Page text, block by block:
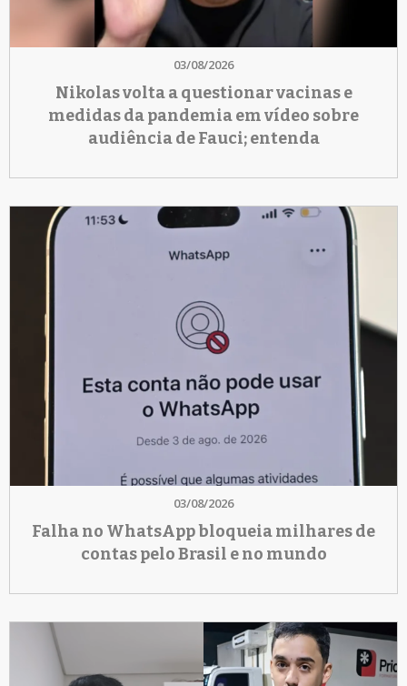
03/08/2026
Nikolas volta a questionar vacinas e
medidas da pandemia em vídeo sobre
audiência de Fauci; entenda
03/08/2026
Falha no WhatsApp bloqueia milhares de
contas pelo Brasil e no mundo